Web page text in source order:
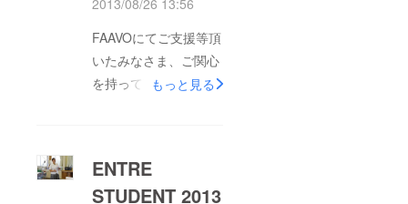
テーション講師を行っ
ている、Ena
Communication Inc.
きし、実践型プレゼン
2013/08/26 13:56
FAAVOにてご支援等頂
いたみなさま、ご関心
を持って頂いているみ
vol.02」を開催させて
頂きました！ vol.01と
もっと見る
ENTRE
STUDENT 2013